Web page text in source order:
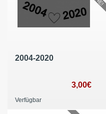
2004-2020
3,00€
Verfügbar